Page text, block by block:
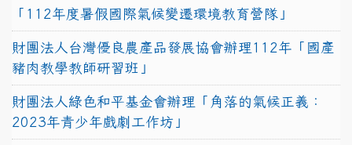
「112年度暑假國際氣候變遷環境教育營隊」
財團法人台灣優良農產品發展協會辦理112年「國產
豬肉教學教師研習班」
財團法人綠色和平基金會辦理「角落的氣候正義：
2023年青少年戲劇工作坊」